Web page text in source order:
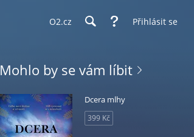
O2.cz Přihlásit se
Mohlo by se vám líbit
Dcera mlhy
399 Kč